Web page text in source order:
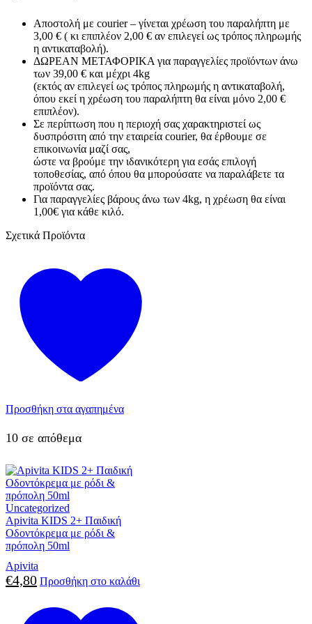
Αποστολή με courier – γίνεται χρέωση του παραλήπτη με
3,00 € ( κι επιπλέον 2,00 € αν επιλεγεί ως τρόπος πληρωμής
η αντικαταβολή).
ΔΩΡΕΑΝ ΜΕΤΑΦΟΡΙΚΑ για παραγγελίες προϊόντων άνω
των 39,00 € και μέχρι 4kg
(εκτός αν επιλεγεί ως τρόπος πληρωμής η αντικαταβολή,
όπου εκεί η χρέωση του παραλήπτη θα είναι μόνο 2,00 €
επιπλέον).
Σε περίπτωση που η περιοχή σας χαρακτηριστεί ως
δυσπρόσιτη από την εταιρεία courier, θα έρθουμε σε
επικοινωνία μαζί σας,
ώστε να βρούμε την ιδανικότερη για εσάς επιλογή
τοποθεσίας, από όπου θα μπορούσατε να παραλάβετε τα
προϊόντα σας.
Για παραγγελίες βάρους άνω των 4kg, η χρέωση θα είναι
1,00€ για κάθε κιλό.
Σχετικά Προϊόντα
Προσθήκη στα αγαπημένα
10 σε απόθεμα
Uncategorized
Apivita KIDS 2+ Παιδική
Οδοντόκρεμα με ρόδι &
πρόπολη 50ml
Apivita
€4,80 Προσθήκη στο καλάθι